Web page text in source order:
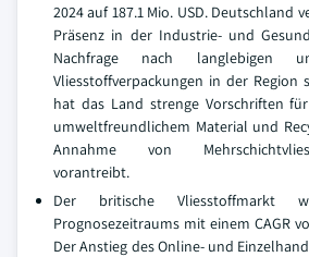
2024 auf 187.1 Mio. USD. Deutschland
Präsenz in der Industrie- und
Nachfrage nach langlebigen
Vliesstoffverpackungen in der Region
hat das Land strenge Vorschriften
umweltfreundlichem Material und
Annahme von
vorantreibt.
Der britische Vliesstoffmarkt
Prognosezeitraums mit einem CAGR
Der Anstieg des Online- und